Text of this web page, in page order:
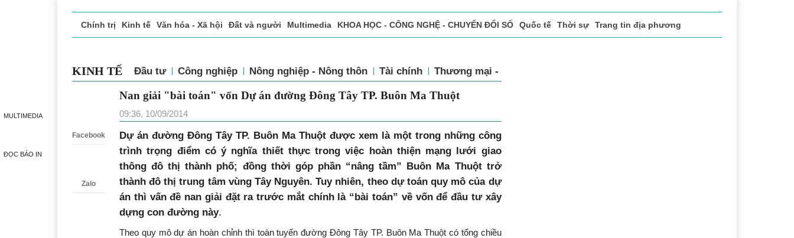
MULTIMEDIA
ĐỌC BÁO IN
Chính trị Kinh tế Văn hóa - Xã hội Đất và người Multimedia KHOA HỌC - CÔNG NGHỆ - CHUYỂN ĐỔI SỐ Quốc tế Thời sự Trang tin địa phương
KINH TẾ Đầu tư Công nghiệp Nông nghiệp - Nông thôn Tài chính Thương mại - Dịch vụ
Facebook
Zalo
Nan giải "bài toán" vốn Dự án đường Đông Tây TP. Buôn Ma Thuột
09:36, 10/09/2014
Dự án đường Đông Tây TP. Buôn Ma Thuột được xem là một trong những công
trình trọng điểm có ý nghĩa thiết thực trong việc hoàn thiện mạng lưới giao
thông đô thị thành phố; đồng thời góp phần “nâng tầm” Buôn Ma Thuột trở
thành đô thị trung tâm vùng Tây Nguyên. Tuy nhiên, theo dự toán quy mô của dự
án thì vấn đề nan giải đặt ra trước mắt chính là “bài toán” về vốn để đầu tư xây
dựng con đường này.
Theo quy mô dự án hoàn chỉnh thì toàn tuyến đường Đông Tây TP. Buôn Ma Thuột có tổng chiều